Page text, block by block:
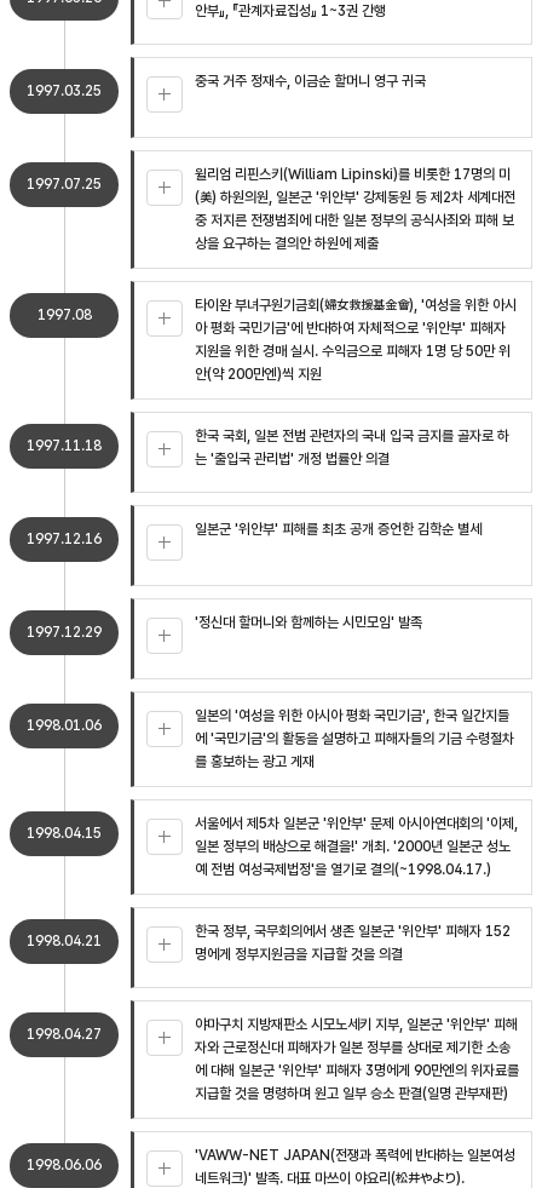
안부』, 『관계자료집성』 1~3권 간행
1997.03.25
중국 거주 정재수, 이금순 할머니 영구 귀국
1997.07.25
윌리엄 리핀스키(William Lipinski)를 비롯한 17명의 미
(美) 하원의원, 일본군 '위안부' 강제동원 등 제2차 세계대전
중 저지른 전쟁범죄에 대한 일본 정부의 공식사죄와 피해 보
상을 요구하는 결의안 하원에 제출
1997.08
타이완 부녀구원기금회(婦女救援基金會), '여성을 위한 아시
아 평화 국민기금'에 반대하여 자체적으로 '위안부' 피해자
지원을 위한 경매 실시. 수익금으로 피해자 1명 당 50만 위
안(약 200만엔)씩 지원
1997.11.18
한국 국회, 일본 전범 관련자의 국내 입국 금지를 골자로 하
는 '출입국 관리법' 개정 법률안 의결
1997.12.16
일본군 '위안부' 피해를 최초 공개 증언한 김학순 별세
1997.12.29
'정신대 할머니와 함께하는 시민모임' 발족
1998.01.06
일본의 '여성을 위한 아시아 평화 국민기금', 한국 일간지들
에 '국민기금'의 활동을 설명하고 피해자들의 기금 수령절차
를 홍보하는 광고 게재
1998.04.15
서울에서 제5차 일본군 '위안부' 문제 아시아연대회의 '이제,
일본 정부의 배상으로 해결을!' 개최. '2000년 일본군 성노
예 전범 여성국제법정'을 열기로 결의(~1998.04.17.)
1998.04.21
한국 정부, 국무회의에서 생존 일본군 '위안부' 피해자 152
명에게 정부지원금을 지급할 것을 의결
1998.04.27
야마구치 지방재판소 시모노세키 지부, 일본군 '위안부' 피해
자와 근로정신대 피해자가 일본 정부를 상대로 제기한 소송
에 대해 일본군 '위안부' 피해자 3명에게 90만엔의 위자료를
지급할 것을 명령하며 원고 일부 승소 판결(일명 관부재판)
1998.06.06
'VAWW-NET JAPAN(전쟁과 폭력에 반대하는 일본여성
네트워크)' 발족. 대표 마쓰이 야요리(松井やより).